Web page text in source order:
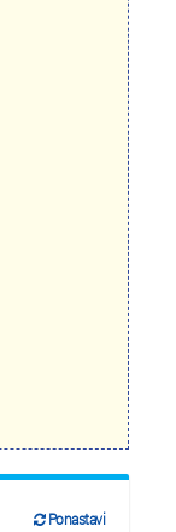
Ponastavi